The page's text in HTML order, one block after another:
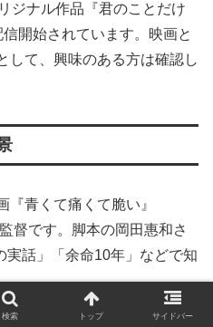
ジナル作品『君のことだけ
開始されています。映画と
して、興味のある方は確認し
『青くて痛くて脆い』
督です。脚本の岡田惠和さ
実話」「余命10年」などで知
検索 トップ サイドバー